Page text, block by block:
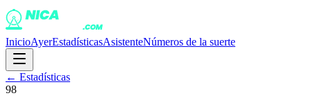
InicioAyerEstadísticasAsistenteNúmeros de la suerte
← Estadísticas
98